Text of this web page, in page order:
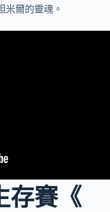
米爾的靈魂。
存賽《